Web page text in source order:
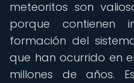
meteoritos son
porque contienen
formación del
que han ocurrido en
millones de años.